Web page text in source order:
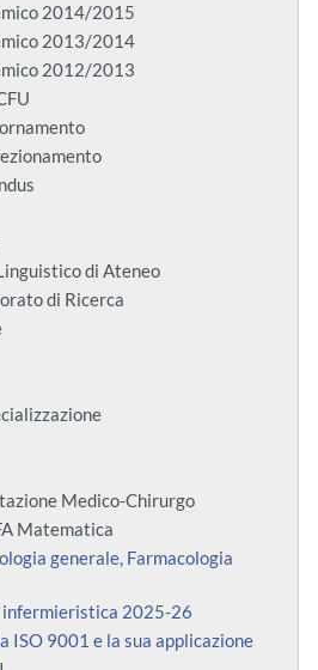
2014/2015
2013/2014
2012/2013
di Ateneo
di Ricerca
Medico-Chirurgo
Matematica
generale, Farmacologia
infermieristica 2025-26
ISO 9001 e la sua applicazione